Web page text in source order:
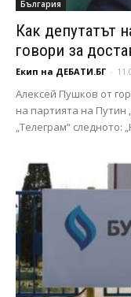
България
Как депутатът
говори за
Екип на ДЕБАТИ.БГ -
Алексей Пушков от
на партията на Путин
„Телеграм“ следното: